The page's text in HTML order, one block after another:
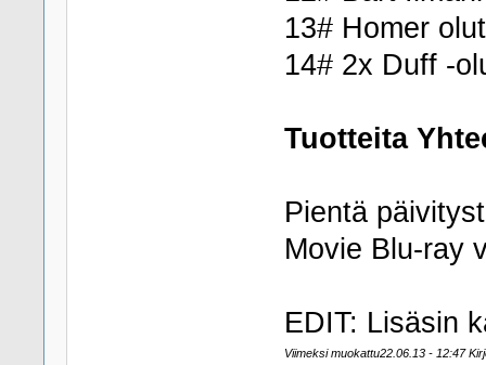
13# Homer
14# 2x Duff -
Tuotteita
Pientä
Movie Blu-ray
EDIT: Lisäsin
Viimeksi muokattu22.06.13 - 12:47